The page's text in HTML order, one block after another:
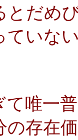
とだめ
ていな
て唯一
の存在